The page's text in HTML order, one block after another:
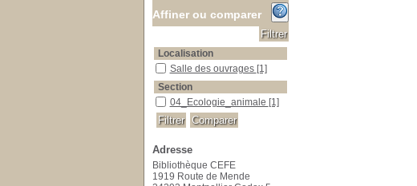
Affiner ou comparer
Localisation
Salle des ouvrages
Salle des ouvrages [1]
Section
04_Ecologie_animale
04_Ecologie_animale [1]
Adresse
Bibliothèque CEFE
1919 Route de Mende